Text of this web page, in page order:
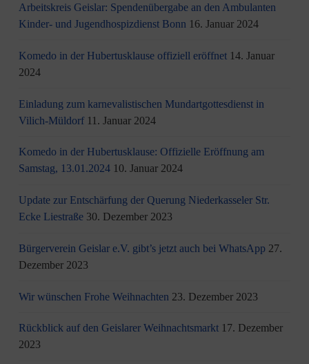
Arbeitskreis Geislar: Spendenübergabe an den Ambulanten
Kinder- und Jugendhospizdienst Bonn 16. Januar 2024
Komedo in der Hubertusklause offiziell eröffnet 14. Januar
2024
Einladung zum karnevalistischen Mundartgottesdienst in
Vilich-Müldorf 11. Januar 2024
Komedo in der Hubertusklause: Offizielle Eröffnung am
Samstag, 13.01.2024 10. Januar 2024
Update zur Entschärfung der Querung Niederkasseler Str.
Ecke Liestraße 30. Dezember 2023
Bürgerverein Geislar e.V. gibt’s jetzt auch bei WhatsApp 27.
Dezember 2023
Wir wünschen Frohe Weihnachten 23. Dezember 2023
Rückblick auf den Geislarer Weihnachtsmarkt 17. Dezember
2023